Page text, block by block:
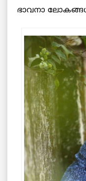
ഭാവനാ